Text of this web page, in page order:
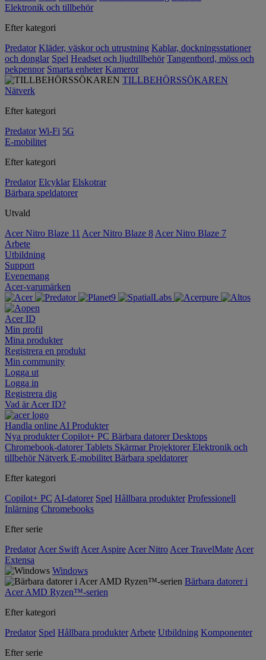
Elektronik och tillbehör
Efter kategori
Predator Kläder, väskor och utrustning Kablar, dockningsstationer
och donglar Spel Headset och ljudtillbehör Tangentbord, möss och
pekpennor Smarta enheter Kameror
TILLBEHÖRSSÖKAREN
Nätverk
Efter kategori
Predator Wi-Fi 5G
E-mobilitet
Efter kategori
Predator Elcyklar Elskotrar
Bärbara speldatorer
Utvald
Acer Nitro Blaze 11 Acer Nitro Blaze 8 Acer Nitro Blaze 7
Arbete
Utbildning
Support
Evenemang
Acer-varumärken
Acer ID
Min profil
Mina produkter
Registrera en produkt
Min community
Logga ut
Logga in
Registrera dig
Vad är Acer ID?
Handla online AI Produkter
Nya produkterCopilot+ PC Bärbara datorerDesktops
Chromebook-datorerTablets SkärmarProjektorerElektronik och
tillbehörNätverk E-mobilitet Bärbara speldatorer
Efter kategori
Copilot+ PC AI-datorer Spel Hållbara produkter Professionell
Inlärning Chromebooks
Efter serie
Predator Acer Swift Acer Aspire Acer Nitro Acer TravelMate Acer
Extensa
Windows
Bärbara datorer i
Acer AMD Ryzen™-serien
Efter kategori
Predator Spel Hållbara produkter Arbete Utbildning Komponenter
Efter serie